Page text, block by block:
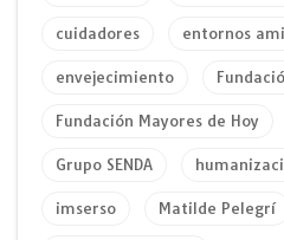
cuidadores entornos
envejecimiento
Fundación Mayores de Hoy
Grupo SENDA
imserso Matilde Pelegrí